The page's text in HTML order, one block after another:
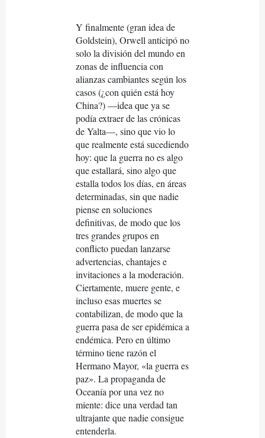
Y finalmente (gran idea de
Goldstein), Orwell anticipó no
solo la división del mundo en
zonas de inﬂuencia con
alianzas cambiantes según los
casos (¿con quién está hoy
China?) —idea que ya se
podía extraer de las crónicas
de Yalta—, sino que vio lo
que realmente está sucediendo
hoy: que la guerra no es algo
que estallará, sino algo que
estalla todos los días, en áreas
determinadas, sin que nadie
piense en soluciones
definitivas, de modo que los
tres grandes grupos en
conﬂicto puedan lanzarse
advertencias, chantajes e
invitaciones a la moderación.
Ciertamente, muere gente, e
incluso esas muertes se
contabilizan, de modo que la
guerra pasa de ser epidémica a
endémica. Pero en último
término tiene razón el
Hermano Mayor, «la guerra es
paz». La propaganda de
Oceanía por una vez no
miente: dice una verdad tan
ultrajante que nadie consigue
entenderla.